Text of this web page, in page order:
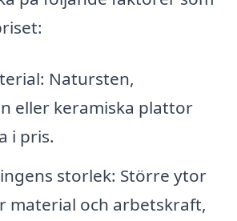
Natursten,
eller keramiska plattor
i pris.
storlek: Större ytor
material och arbetskraft,